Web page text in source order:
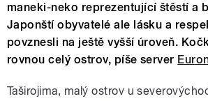
maneki-neko reprezentující štěstí a
Japonští obyvatelé ale lásku a
povznesli na ještě vyšší úroveň.
rovnou celý ostrov, píše server
Taširojima, malý ostrov u